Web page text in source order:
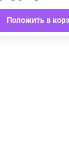
Положить в